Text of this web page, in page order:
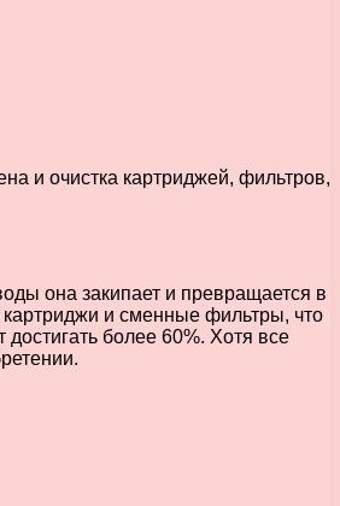
и очистка картриджей, фильтров,
она закипает и превращается в
и сменные фильтры, что
более 60%. Хотя все